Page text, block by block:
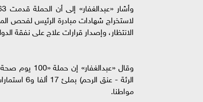
الانتظار، وإصدار قرارات علاج على نفقة الدولة لـ13 ألفا و920
وقال
مواطنا.